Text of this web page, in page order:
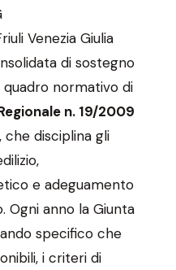
Venezia Giulia
di sostegno
quadro normativo di
n. 19/2009
che disciplina gli
e adeguamento
Ogni anno la Giunta
specifico che
i criteri di